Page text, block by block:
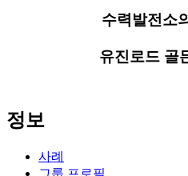
수력발전소
유진로드 골
정보
사례
그룹 프로필